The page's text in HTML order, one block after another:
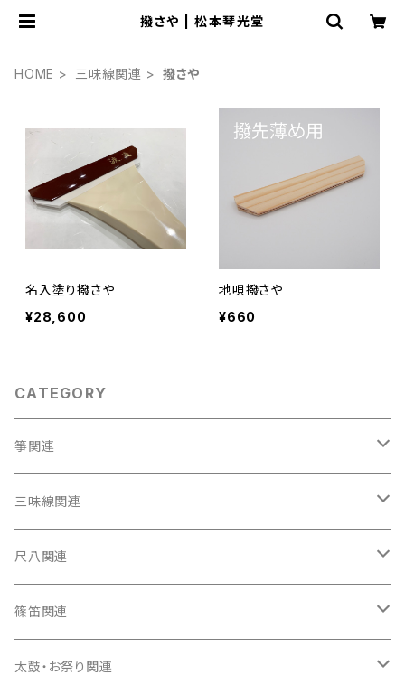
撥さや | 松本琴光堂
HOME 三味線関連 撥さや
名入塗り撥さや
¥28,600
地唄撥さや
¥660
CATEGORY
箏関連
箏（本体）
箏カバー
箏袋
口前袋・尾布
三味線関連
三味線（本体）
三味線ケース
長トランク・三ツ折トランク
雨用カバー
尺八関連
尺八（本体）
尺八袋
篠笛関連
篠笛（本体）
太鼓・お祭り関連